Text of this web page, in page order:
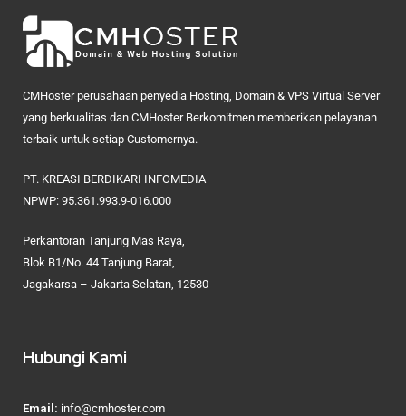
CMHoster perusahaan penyedia Hosting, Domain & VPS Virtual Server
yang berkualitas dan CMHoster Berkomitmen memberikan pelayanan
terbaik untuk setiap Customernya.
PT. KREASI BERDIKARI INFOMEDIA
NPWP: 95.361.993.9-016.000
Perkantoran Tanjung Mas Raya,
Blok B1/No. 44 Tanjung Barat,
Jagakarsa – Jakarta Selatan, 12530
Hubungi Kami
Email: info@cmhoster.com